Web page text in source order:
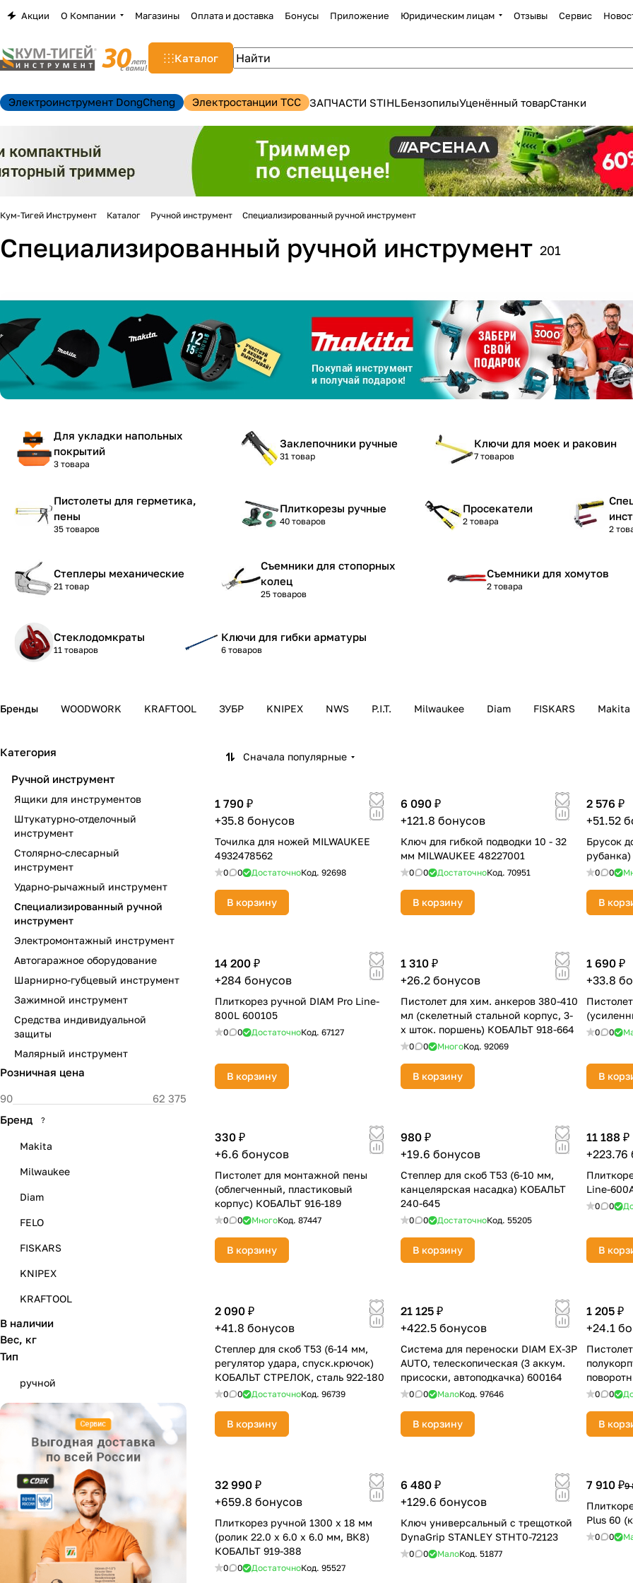
Акции О Компании Магазины Оплата и доставка Бонусы Приложение Юридическим лицам Отзывы Сервис
Каталог
Электроинструмент DongCheng Электростанции TCC ЗАПЧАСТИ STIHLБензопилыУценённый товарСтанки
Кум-Тигей Инструмент Каталог Ручной инструмент Специализированный ручной инструмент
Специализированный ручной инструмент 201
Для укладки напольных
покрытий
3 товара
Заклепочники ручные
31 товар
Ключи для моек и раковин
7 товаров
Пистолеты для герметика,
пены
35 товаров
Плиткорезы ручные
40 товаров
Просекатели
2 товара
2
Степлеры механические
21 товар
Съемники для стопорных
колец
25 товаров
Съемники для хомутов
2 товара
Стеклодомкраты
11 товаров
Ключи для гибки арматуры
6 товаров
Бренды WOODWORK KRAFTOOL ЗУБР KNIPEX NWS P.I.T. Milwaukee Diam FISKARS Makita
Сначала популярные
1 790 ₽
+35.8 бонусов
Точилка для ножей MILWAUKEE
4932478562
0 0 ДостаточноКод. 92698
В корзину
6 090 ₽
+121.8 бонусов
Ключ для гибкой подводки 10 - 32
мм MILWAUKEE 48227001
0 0 ДостаточноКод. 70951
В корзину
2 576 ₽
+51.52
Брусок
0 0
В
14 200 ₽
+284 бонусов
Плиткорез ручной DIAM Pro Line-
800L 600105
0 0 ДостаточноКод. 67127
В корзину
1 310 ₽
+26.2 бонусов
Пистолет для хим. анкеров 380-410
мл (скелетный стальной корпус, 3-
х шток. поршень) КОБАЛЬТ 918-664
0 0 МногоКод. 92069
В корзину
1 690 ₽
+33.8
0 0
В
330 ₽
+6.6 бонусов
Пистолет для монтажной пены
(облегченный, пластиковый
корпус) КОБАЛЬТ 916-189
0 0 МногоКод. 87447
В корзину
980 ₽
+19.6 бонусов
Степлер для скоб Т53 (6-10 мм,
канцелярская насадка) КОБАЛЬТ
240-645
0 0 ДостаточноКод. 55205
В корзину
11 188 ₽
+223.76
Line-
0 0
В
2 090 ₽
+41.8 бонусов
Степлер для скоб Т53 (6-14 мм,
регулятор удара, спуск.крючок)
КОБАЛЬТ СТРЕЛОК, сталь 922-180
0 0 ДостаточноКод. 96739
В корзину
21 125 ₽
+422.5 бонусов
Система для переноски DIAM EX-3P
AUTO, телескопическая (3 аккум.
присоски, автоподкачка) 600164
0 0 МалоКод. 97646
В корзину
1 205 ₽
+24.1
0 0
В
32 990 ₽
+659.8 бонусов
Плиткорез ручной 1300 х 18 мм
(ролик 22.0 х 6.0 х 6.0 мм, ВК8)
КОБАЛЬТ 919-388
0 0 ДостаточноКод. 95527
6 480 ₽
+129.6 бонусов
Ключ универсальный с трещоткой
DynaGrip STANLEY STHT0-72123
0 0 МалоКод. 51877
7 910 ₽9
Plus 60
0 0
Категория
Ручной инструмент
Ящики для инструментов
Штукатурно-отделочный
инструмент
Столярно-слесарный
инструмент
Ударно-рычажный инструмент
Специализированный ручной
инструмент
Электромонтажный инструмент
Автогаражное оборудование
Шарнирно-губцевый инструмент
Зажимной инструмент
Средства индивидуальной
защиты
Малярный инструмент
Розничная цена
Бренд ?
Makita
Milwaukee
Diam
FELO
FISKARS
KNIPEX
KRAFTOOL
NWS
P.I.T.
WOODWORK
КОБАЛЬТ
ПРАКТИКА
ЭНТУЗИАСТ
В наличии
Вес, кг
Тип
ручной
Для клиентов всех банков
Разбейте оплату
График платежей
25% картой любого банка
Подробнее
25
раз в 2
недели
раз в 2 недели
Остались вопросы?
8 800 302-02-51
plait.ru